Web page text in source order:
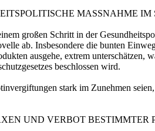
MASSNAHME IM
großen Schritt in der
ab. Insbesondere die bunten
ausgehe, extrem
beschlossen wird.
stark im Zunehmen
UND VERBOT BESTIMMTER